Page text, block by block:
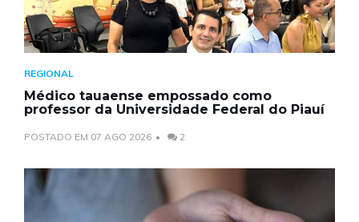
REGIONAL
Médico tauaense empossado como
professor da Universidade Federal do Piauí
POSTADO EM 07 AGO 2026 2